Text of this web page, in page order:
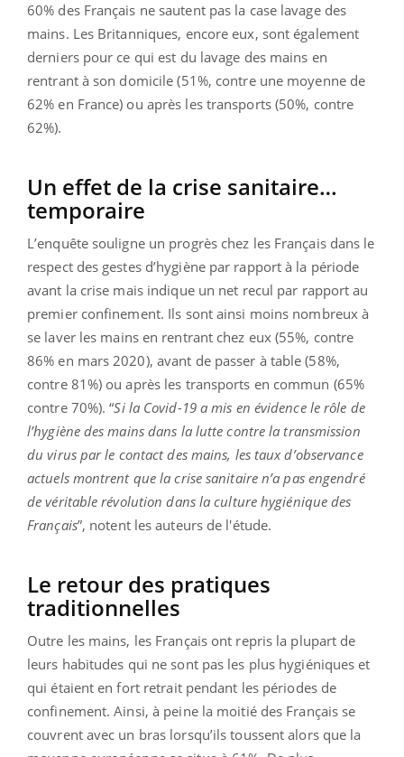
60% des Français ne sautent pas la case lavage des
mains. Les Britanniques, encore eux, sont également
derniers pour ce qui est du lavage des mains en
rentrant à son domicile (51%, contre une moyenne de
62% en France) ou après les transports (50%, contre
62%).
Un effet de la crise sanitaire…
temporaire
L’enquête souligne un progrès chez les Français dans le
respect des gestes d’hygiène par rapport à la période
avant la crise mais indique un net recul par rapport au
premier confinement. Ils sont ainsi moins nombreux à
se laver les mains en rentrant chez eux (55%, contre
86% en mars 2020), avant de passer à table (58%,
contre 81%) ou après les transports en commun (65%
contre 70%). “Si la Covid-19 a mis en évidence le rôle de
l’hygiène des mains dans la lutte contre la transmission
du virus par le contact des mains, les taux d’observance
actuels montrent que la crise sanitaire n’a pas engendré
de véritable révolution dans la culture hygiénique des
Français”, notent les auteurs de l'étude.
Le retour des pratiques
traditionnelles
Outre les mains, les Français ont repris la plupart de
leurs habitudes qui ne sont pas les plus hygiéniques et
qui étaient en fort retrait pendant les périodes de
confinement. Ainsi, à peine la moitié des Français se
couvrent avec un bras lorsqu’ils toussent alors que la